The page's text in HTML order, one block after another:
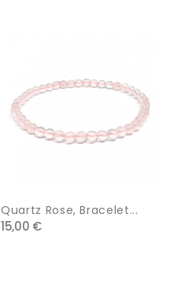
Quartz Rose, Bracelet...
15,00 €